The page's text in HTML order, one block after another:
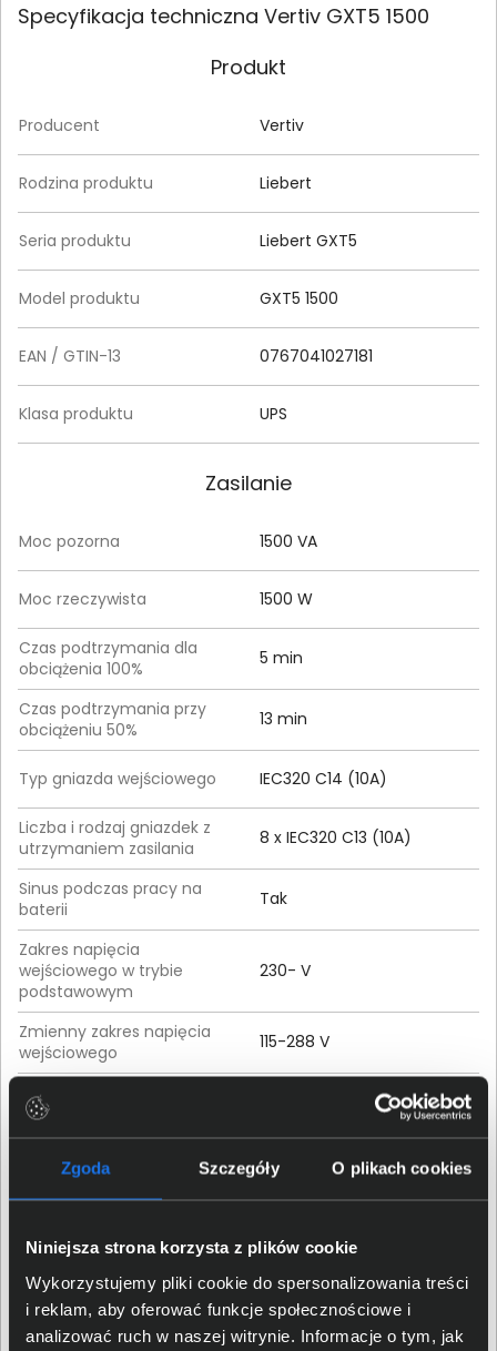
Zgoda Szczegóły O plikach cookies
Niniejsza strona korzysta z plików cookie
Wykorzystujemy pliki cookie do spersonalizowania treści
i reklam, aby oferować funkcje społecznościowe i
analizować ruch w naszej witrynie. Informacje o tym, jak
Specyfikacja techniczna Vertiv GXT5 1500
Produkt
Producent Vertiv
Rodzina produktu Liebert
Seria produktu Liebert GXT5
Model produktu GXT5 1500
EAN / GTIN-13 0767041027181
Klasa produktu UPS
Zasilanie
Moc pozorna 1500 VA
Moc rzeczywista 1500 W
Czas podtrzymania dla
obciążenia 100%
5 min
Czas podtrzymania przy
obciążeniu 50%
13 min
Typ gniazda wejściowego IEC320 C14 (10A)
Liczba i rodzaj gniazdek z
utrzymaniem zasilania
8 x IEC320 C13 (10A)
Sinus podczas pracy na
baterii
Tak
Zakres napięcia
wejściowego w trybie
podstawowym
230- V
Zmienny zakres napięcia
wejściowego
115-288 V
Typ obudowy RACK, Tower
Waga produktu 21,00 kg
Wysokość (mm) 430